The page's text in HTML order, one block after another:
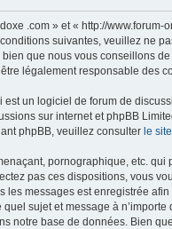
.com » et « http://
suivantes, veuillez ne
que nous vous conseillons
légalement responsable des
un logiciel de forum de
sur internet et phpBB
phpBB, veuillez consulter le
pornographique, etc.
pas ces dispositions, vous
messages est enregistrée
sujet et message à
notre base de données. Bien